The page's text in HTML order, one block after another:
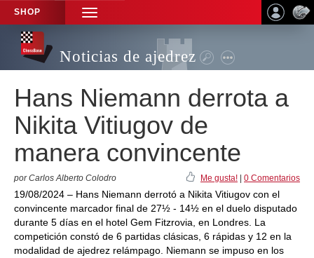
SHOP
TOGGLE
NAVIGATION
Noticias de ajedrez
Hans Niemann derrota a
Nikita Vitiugov de
manera convincente
por Carlos Alberto Colodro Me gusta! 0 Comentarios
19/08/2024 – Hans Niemann derrotó a Nikita Vitiugov con el
convincente marcador final de 27½ - 14½ en el duelo disputado
durante 5 días en el hotel Gem Fitzrovia, en Londres. La
competición constó de 6 partidas clásicas, 6 rápidas y 12 en la
modalidad de ajedrez relámpago. Niemann se impuso en los